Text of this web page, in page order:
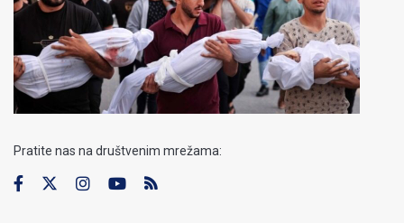
Pratite nas na društvenim mrežama: